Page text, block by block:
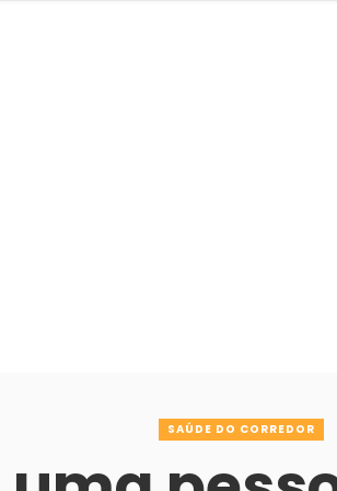
SAÚDE DO CORREDOR